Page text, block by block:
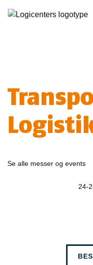
Se alle messer og events
24-